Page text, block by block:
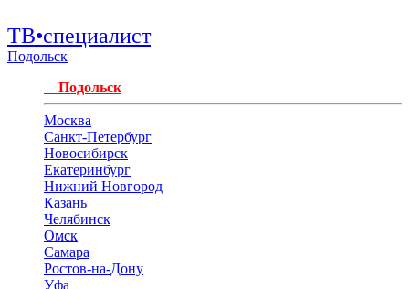
ТВ•специалист
Подольск
Подольск
Москва
Санкт-Петербург
Новосибирск
Екатеринбург
Нижний Новгород
Казань
Челябинск
Омск
Самара
Ростов-на-Дону
Уфа